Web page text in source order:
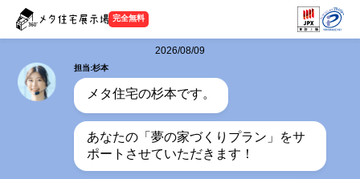
完全無料
2026/08/09
担当:杉本
メタ住宅の杉本です。
あなたの「夢の家づくりプラン」をサ
ポートさせていただきます！